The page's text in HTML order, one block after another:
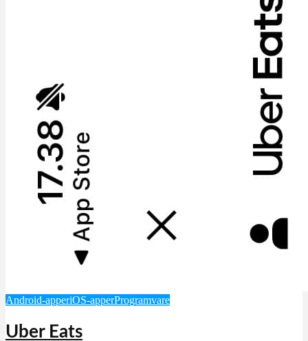
Android-apperiOS-apperProgramvare
Uber Eats